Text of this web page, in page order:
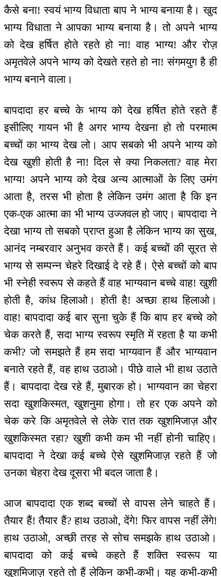
कैसे बना! स्वयं भाग्य विधाता बाप ने भाग्य बनाया है। खुद
भाग्य विधाता ने आपका भाग्य बनाया है। तो अपने भाग्य
को देख हर्षित होते रहते हो ना! वाह भाग्य! और रोज़
अमृतवेले अपने भाग्य को देखते रहते हो ना! संगमयुग है ही
भाग्य बनाने वाला।
बापदादा हर बच्चे के भाग्य को देख हर्षित होते रहते हैं
इसीलिए गायन भी है अगर भाग्य देखना हो तो परमात्म
बच्चों का भाग्य देख लो। आप सबको भी अपने भाग्य को
देख खुशी होती है ना! दिल से क्या निकलता? वाह मेरा
भाग्य! अपने भाग्य को देख अन्य आत्माओं के लिए उमंग
आता है, तरस भी होता है लेकिन उमंग आता है कि इन
एक-एक आत्मा का भी भाग्य उज्जवल हो जाए। बापदादा ने
देखा भाग्य तो सबको प्राप्त हुआ है लेकिन भाग्य का सुख,
आनंद नम्बरवार अनुभव करते हैं। कई बच्चों की सूरत से
भाग्य से सम्पन्न चेहरे दिखाई दे रहे हैं। ऐसे बच्चों को बाप
भी स्नेही स्वरूप से कहते हैं वाह भाग्यवान बच्चे वाह! खुशी
होती है, कांध हिलाओ। होती है! अच्छा हाथ हिलाओ।
वाह! बापदादा कई बार सुना चुके हैं कि बाप हर बच्चे को
चेक करते हैं, सदा भाग्य स्वरूप स्मृति में रहता है या कभी
कभी? जो समझते हैं हम सदा भाग्यवान हैं और भाग्यवान
बनाते रहते हैं, वह हाथ उठाओ। पीछे वाले भी हाथ उठाते
हैं। बापदादा देख रहे हैं, मुबारक हो। भाग्यवान का चेहरा
सदा खुशकिस्मत, खुशनुमा होगा। तो हर एक अपने को
चेक करे कि अमृतवेले से लेके रात तक खुशमिजाज़ और
खुशकिस्मत रहा? खुशी कभी कम भी नहीं होनी चाहिए।
बापदादा ने देखा कई बच्चे ऐसे खुशमिजाज़ रहते हैं जो
उनका चेहरा देख दूसरा भी बदल जाता है।
आज बापदादा एक शब्द बच्चों से वापस लेने चाहते हैं।
तैयार हैं! तैयार हैं? हाथ उठाओ, देंगे! फिर वापस नहीं लेंगे!
हाथ उठाओ, अच्छी तरह से सोच समझके हाथ उठाओ।
बापदादा को कई बच्चे कहते हैं शक्ति स्वरूप या
खुशमिजाज़ रहते तो हैं लेकिन कभी-कभी। यह कभी-कभी